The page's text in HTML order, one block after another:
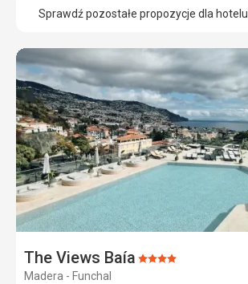
Sprawdź pozostałe propozycje dla hotelu
The Views Baía Ocena:
Madera - Funchal